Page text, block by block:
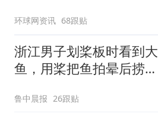
环球网资讯 68跟贴
浙江男子划桨板时看到大
鱼，用桨把鱼拍晕后捞
两，做成红烧辣子鱼块，
鲁中晨报 26跟贴